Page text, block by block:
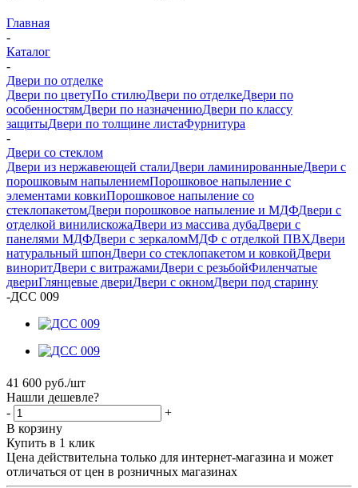
Главная
-
Каталог
-
Двери по отделке
Двери по цветуПо стилюДвери по отделкеДвери по
особенностямДвери по назначениюДвери по классу
защитыДвери по толщине листаФурнитура
-
Двери со стеклом
Двери из нержавеющей сталиДвери ламинированныеДвери с
порошковым напылениемПорошковое напыление с
элементами ковкиПорошковое напыление со
стеклопакетомДвери порошковое напыление и МДФДвери с
отделкой винилискожаДвери из массива дубаДвери с
панелями МДФДвери с зеркаломМДФ с отделкой ПВХДвери
натуральный шпонДвери со стеклопакетом и ковкойДвери
виноритДвери с витражамиДвери с резьбойФиленчатые
двериГлянцевые двериДвери с окномДвери под старину
-ДСС 009
41 600 руб./шт
Нашли дешевле?
-
+
В корзину
Купить в 1 клик
Цена действительна только для интернет-магазина и может
отличаться от цен в розничных магазинах